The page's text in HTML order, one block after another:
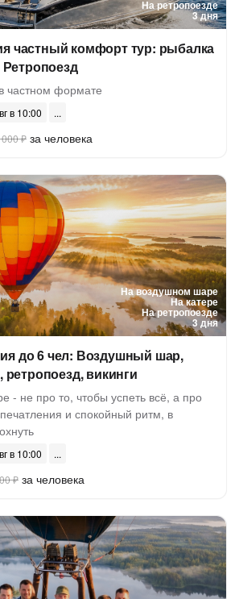
На ретропоезде
3 дня
частный комфорт тур: рыбалка
Ретропоезд
частном формате
в 10:00
₽ за человека
На воздушном шаре
На катере
На ретропоезде
3 дня
до 6 чел: Воздушный шар,
ретропоезд, викинги
- не про то, чтобы успеть всё, а про
и спокойный ритм, в
в 10:00
₽ за человека